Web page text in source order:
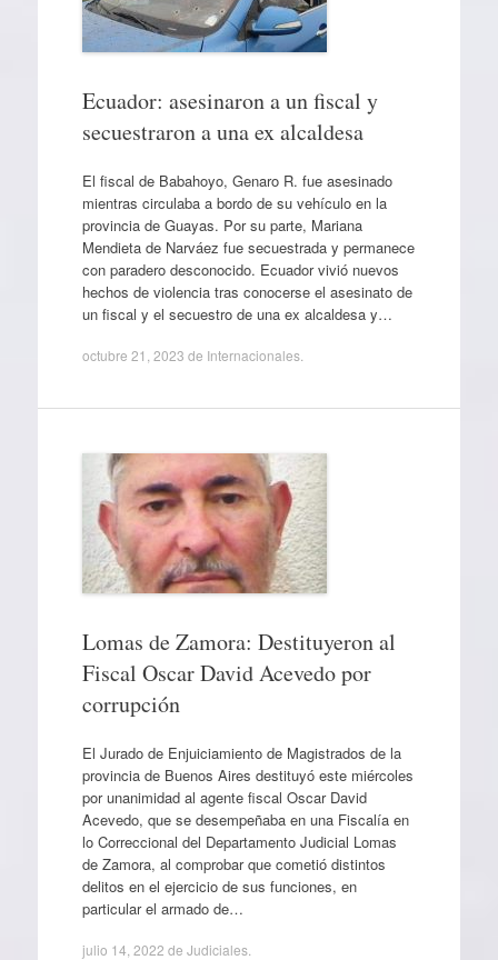
Ecuador: asesinaron a un fiscal y
secuestraron a una ex alcaldesa
El fiscal de Babahoyo, Genaro R. fue asesinado
mientras circulaba a bordo de su vehículo en la
provincia de Guayas. Por su parte, Mariana
Mendieta de Narváez fue secuestrada y permanece
con paradero desconocido. Ecuador vivió nuevos
hechos de violencia tras conocerse el asesinato de
un fiscal y el secuestro de una ex alcaldesa y…
octubre 21, 2023 de Internacionales.
Lomas de Zamora: Destituyeron al
Fiscal Oscar David Acevedo por
corrupción
El Jurado de Enjuiciamiento de Magistrados de la
provincia de Buenos Aires destituyó este miércoles
por unanimidad al agente fiscal Oscar David
Acevedo, que se desempeñaba en una Fiscalía en
lo Correccional del Departamento Judicial Lomas
de Zamora, al comprobar que cometió distintos
delitos en el ejercicio de sus funciones, en
particular el armado de…
julio 14, 2022 de Judiciales.